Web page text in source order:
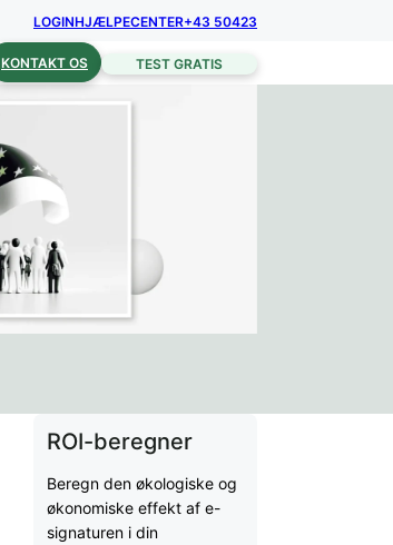
LOGINHJÆLPECENTER+43 50423
KONTAKT OS TEST GRATIS
ROI-beregner
Beregn den økologiske og
økonomiske effekt af e-
signaturen i din